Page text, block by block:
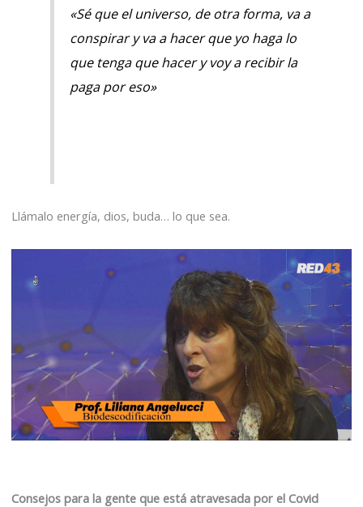
«Sé que el universo, de otra forma, va a
conspirar y va a hacer que yo haga lo
que tenga que hacer y voy a recibir la
paga por eso»
Llámalo energía, dios, buda… lo que sea.
Consejos para la gente que está atravesada por el Covid